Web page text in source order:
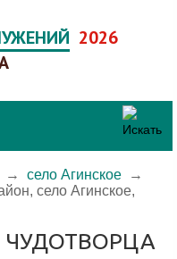
2026
→ село Агинское →
село Агинское,
ЧУДОТВОРЦА